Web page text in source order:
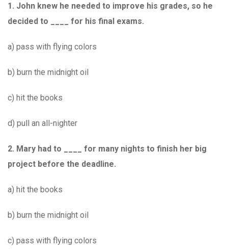
1. John knew he needed to improve his grades, so he
decided to ____ for his final exams.
a) pass with flying colors
b) burn the midnight oil
c) hit the books
d) pull an all-nighter
2. Mary had to ____ for many nights to finish her big
project before the deadline.
a) hit the books
b) burn the midnight oil
c) pass with flying colors